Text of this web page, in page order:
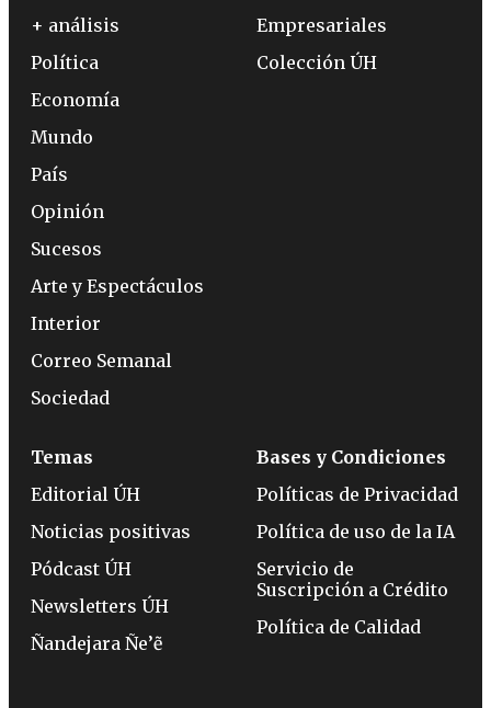
+ análisis
Política
Economía
Mundo
País
Opinión
Sucesos
Arte y Espectáculos
Interior
Correo Semanal
Sociedad
Empresariales
Colección ÚH
Temas
Editorial ÚH
Noticias positivas
Pódcast ÚH
Newsletters ÚH
Ñandejara Ñe’ẽ
Bases y Condiciones
Políticas de Privacidad
Política de uso de la IA
Servicio de
Suscripción a Crédito
Política de Calidad